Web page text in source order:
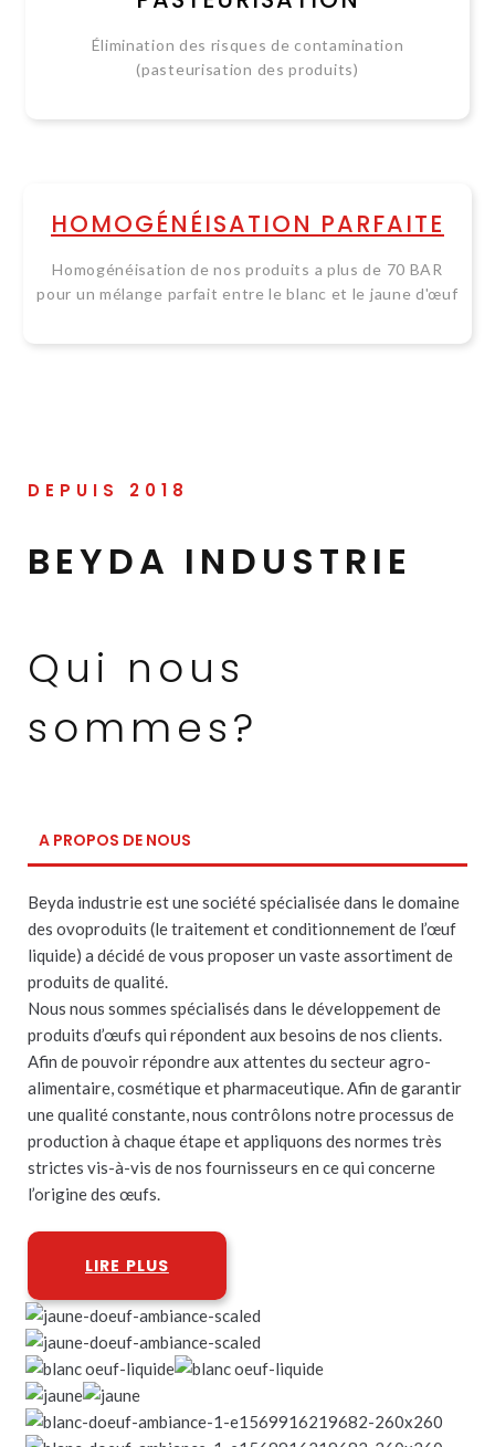
Élimination des risques de contamination
(pasteurisation des produits)
HOMOGÉNÉISATION PARFAITE
Homogénéisation de nos produits a plus de 70 BAR
pour un mélange parfait entre le blanc et le jaune d'œuf
DEPUIS 2018
BEYDA INDUSTRIE
Qui nous
sommes?
A PROPOS DE NOUS
Beyda industrie est une société spécialisée dans le domaine
des ovoproduits (le traitement et conditionnement de l’œuf
liquide) a décidé de vous proposer un vaste assortiment de
produits de qualité.
Nous nous sommes spécialisés dans le développement de
produits d’œufs qui répondent aux besoins de nos clients.
Afin de pouvoir répondre aux attentes du secteur agro-
alimentaire, cosmétique et pharmaceutique. Afin de garantir
une qualité constante, nous contrôlons notre processus de
production à chaque étape et appliquons des normes très
strictes vis-à-vis de nos fournisseurs en ce qui concerne
l’origine des œufs.
LIRE PLUS